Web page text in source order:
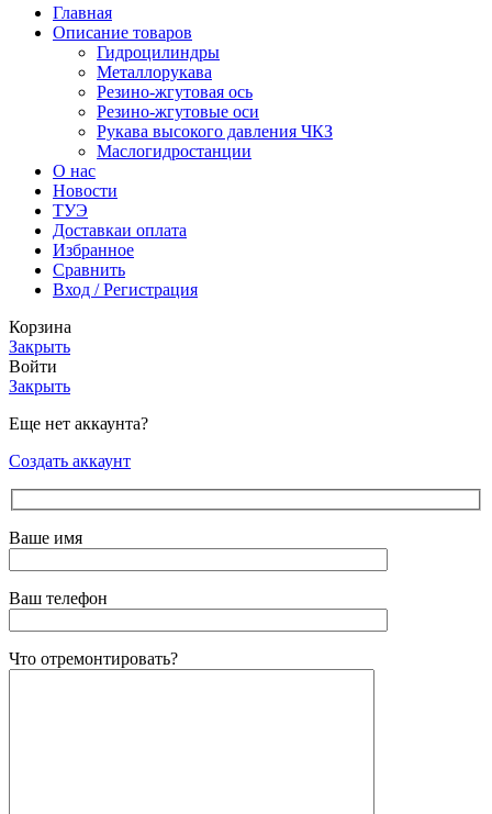
Главная
Описание товаров
Гидроцилиндры
Металлорукава
Резино-жгутовая ось
Резино-жгутовые оси
Рукава высокого давления ЧКЗ
Маслогидростанции
О нас
Новости
ТУЭ
Доставкаи оплата
Избранное
Сравнить
Вход / Регистрация
Корзина
Закрыть
Войти
Закрыть
Еще нет аккаунта?
Создать аккаунт
Ваше имя
Ваш телефон
Что отремонтировать?